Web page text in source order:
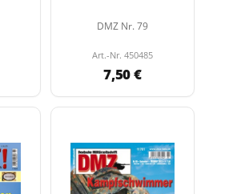
DMZ Nr. 79
Art.-Nr. 450485
7,50 €